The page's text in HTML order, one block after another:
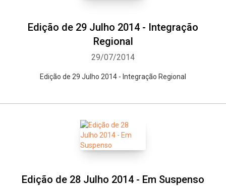
Edição de 29 Julho 2014 - Integração
Regional
29/07/2014
Edição de 29 Julho 2014 - Integração Regional
Edição de 28 Julho 2014 - Em Suspenso